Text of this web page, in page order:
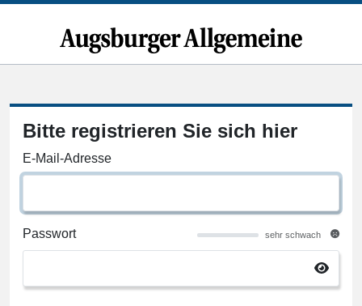
Bitte registrieren Sie sich hier
E-Mail-Adresse
Passwort sehr schwach